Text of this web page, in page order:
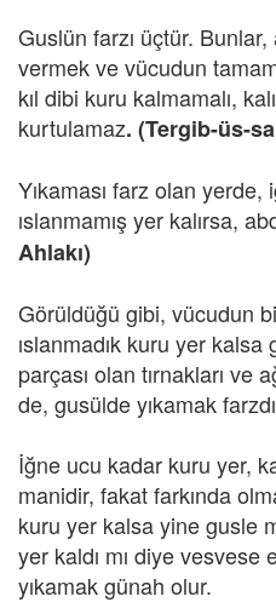
Guslün farzı üçtür.
vermek ve vücudun
kıl dibi kuru kalmamalı,
kurtulamaz. (Tergib-üs-
Yıkaması farz olan
ıslanmamış yer kalırsa,
Ahlakı)
Görüldüğü gibi, vücudun
ıslanmadık kuru yer
parçası olan tırnakları ve
de, gusülde yıkamak
İğne ucu kadar kuru yer,
manidir, fakat farkında
kuru yer kalsa yine gusle
yer kaldı mı diye
yıkamak günah olur.